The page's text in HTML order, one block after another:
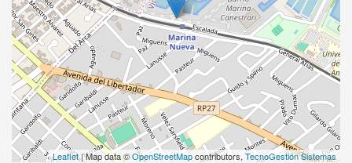
Leaflet| Map data ©OpenStreetMapcontributors, TecnoGestión Sistemas